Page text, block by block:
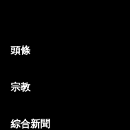
頭條
宗教
綜合新聞